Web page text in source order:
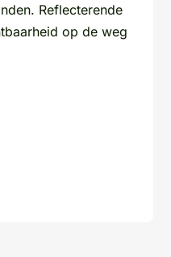
Reflecterende
op de weg